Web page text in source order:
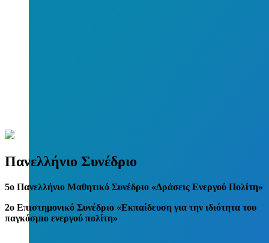
Πανελλήνιο Συνέδριο
5o Πανελλήνιο Μαθητικό Συνέδριο «Δράσεις Ενεργού Πολίτη»
2ο Επιστημονικό Συνέδριο «Εκπαίδευση για την ιδιότητα του
παγκόσμιο ενεργού πολίτη»